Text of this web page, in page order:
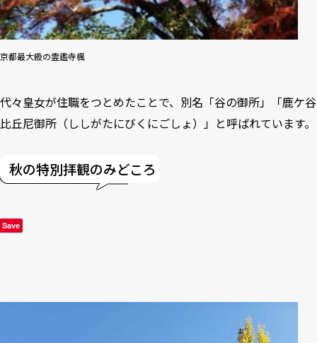
京都最大級の霊鑑寺楓
代々皇女が住職をつとめたことで、別名「谷の御所」「鹿ケ谷
比丘尼御所（ししがたにびくにごしょ）」と呼ばれています。
秋の特別拝観のみどころ
Save